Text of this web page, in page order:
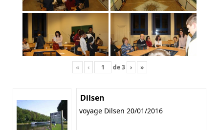
« ‹ de3 › »
Dilsen
voyage Dilsen 20/01/2016